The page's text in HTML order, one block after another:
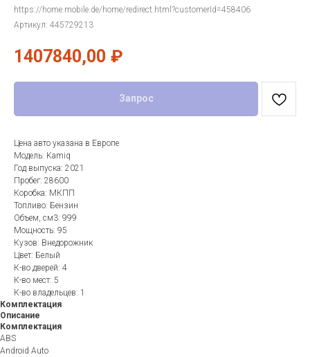
https://home.mobile.de/home/redirect.html?customerId=458406
Артикул: 445729213
1407840,00 ₽
Запрос
Цена авто указана в Европе
Модель: Kamiq
Год выпуска: 2021
Пробег: 28600
Коробка: МКПП
Топливо: Бензин
Объем, см3: 999
Мощность: 95
Кузов: Внедорожник
Цвет: Белый
К-во дверей: 4
К-во мест: 5
К-во владельцев: 1
Комплектация
Описание
Комплектация
ABS
Android Auto